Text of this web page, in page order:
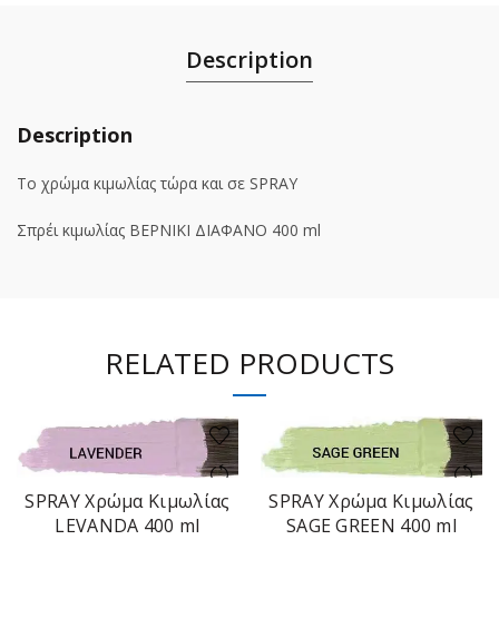
Description
Description
Το χρώμα κιμωλίας τώρα και σε SPRAY
Σπρέι κιμωλίας ΒΕΡΝΙΚΙ ΔΙΑΦΑΝΟ 400 ml
RELATED PRODUCTS
SPRAY Χρώμα Κιμωλίας
LEVANDA 400 ml
SPRAY Χρώμα Κιμωλίας
SAGE GREEN 400 ml